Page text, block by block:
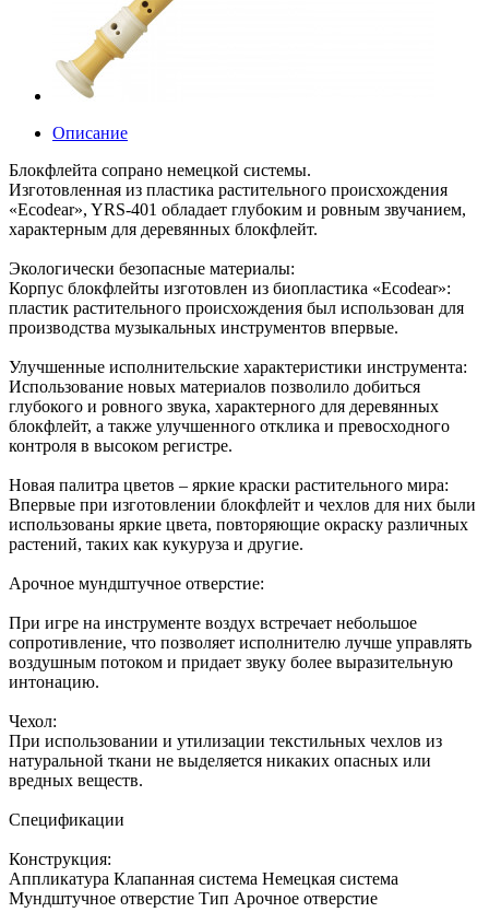
Описание
Блокфлейта сопрано немецкой системы.
Изготовленная из пластика растительного происхождения
«Ecodear», YRS-401 обладает глубоким и ровным звучанием,
характерным для деревянных блокфлейт.
Экологически безопасные материалы:
Корпус блокфлейты изготовлен из биопластика «Ecodear»:
пластик растительного происхождения был использован для
производства музыкальных инструментов впервые.
Улучшенные исполнительские характеристики инструмента:
Использование новых материалов позволило добиться
глубокого и ровного звука, характерного для деревянных
блокфлейт, а также улучшенного отклика и превосходного
контроля в высоком регистре.
Новая палитра цветов – яркие краски растительного мира:
Впервые при изготовлении блокфлейт и чехлов для них были
использованы яркие цвета, повторяющие окраску различных
растений, таких как кукуруза и другие.
Арочное мундштучное отверстие:
При игре на инструменте воздух встречает небольшое
сопротивление, что позволяет исполнителю лучше управлять
воздушным потоком и придает звуку более выразительную
интонацию.
Чехол:
При использовании и утилизации текстильных чехлов из
натуральной ткани не выделяется никаких опасных или
вредных веществ.
Спецификации
Конструкция:
Аппликатура Клапанная система Немецкая система
Мундштучное отверстие Тип Арочное отверстие